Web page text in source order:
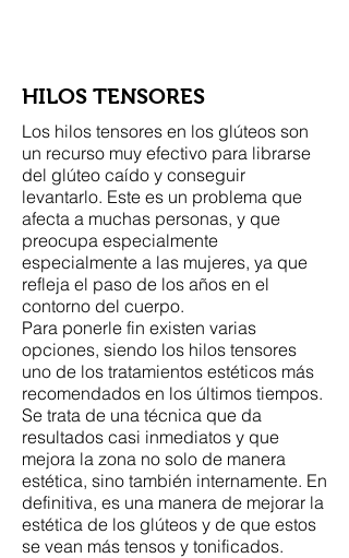
HILOS TENSORES
Los hilos tensores en los glúteos son
un recurso muy efectivo para librarse
del glúteo caído y conseguir
levantarlo. Este es un problema que
afecta a muchas personas, y que
preocupa especialmente
especialmente a las mujeres, ya que
refleja el paso de los años en el
contorno del cuerpo.
Para ponerle fin existen varias
opciones, siendo los hilos tensores
uno de los tratamientos estéticos más
recomendados en los últimos tiempos.
Se trata de una técnica que da
resultados casi inmediatos y que
mejora la zona no solo de manera
estética, sino también internamente. En
definitiva, es una manera de mejorar la
estética de los glúteos y de que estos
se vean más tensos y tonificados.